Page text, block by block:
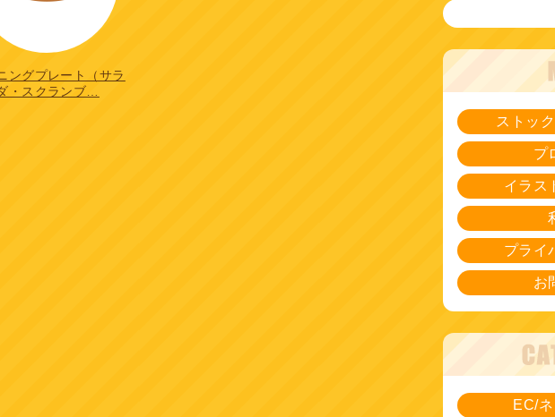
ングプレート（サラ
・スクランブ…
ストッ
プ
イラス
プライ
お
EC/